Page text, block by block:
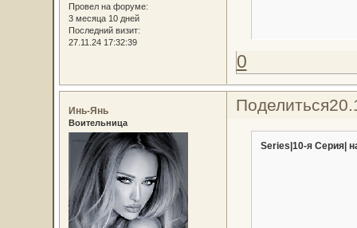
Провел на форуме:
3 месяца 10 дней
Последний визит:
27.11.24 17:32:39
0
Поделиться
Инь-Янь
Воительница
Series|10-я Серия|